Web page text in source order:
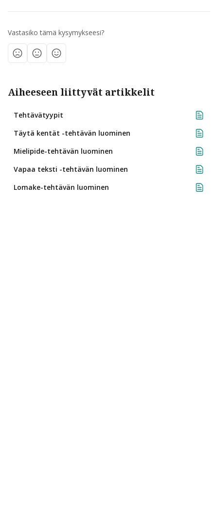
Vastasiko tämä kysymykseesi?
Aiheeseen liittyvät artikkelit
Tehtävätyypit
Täytä kentät -tehtävän luominen
Mielipide-tehtävän luominen
Vapaa teksti -tehtävän luominen
Lomake-tehtävän luominen